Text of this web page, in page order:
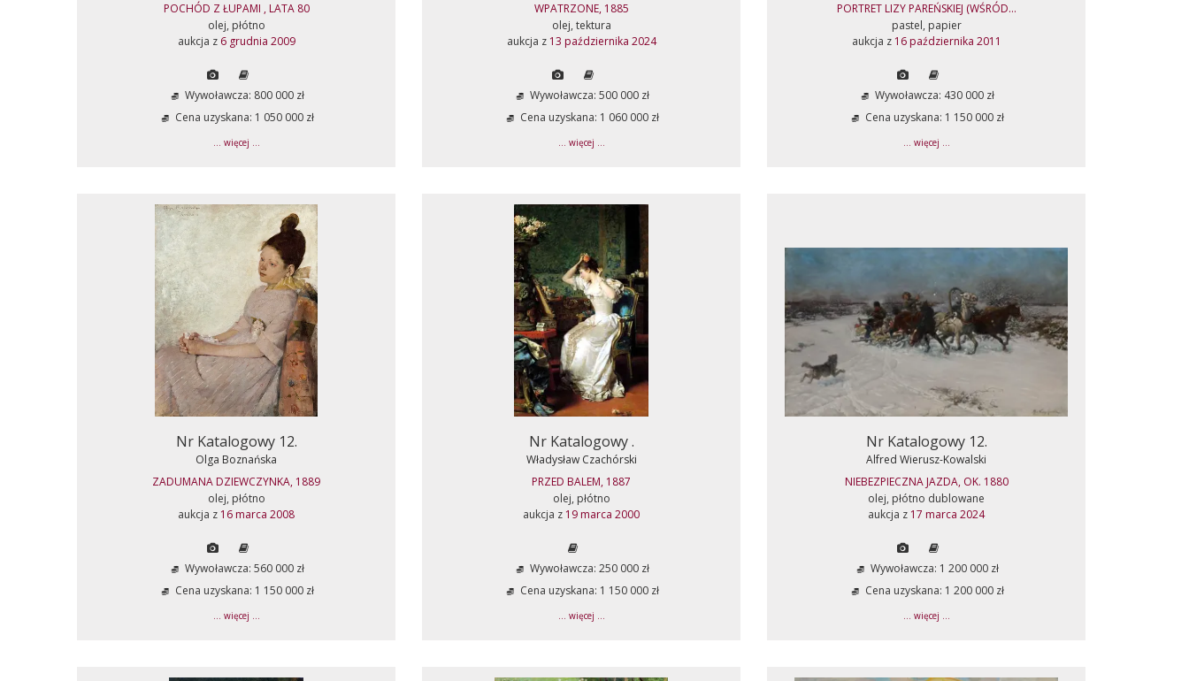
POCHÓD Z ŁUPAMI , LATA 80
olej, płótno
aukcja z 6 grudnia 2009
Wywoławcza: 800 000 zł
Cena uzyskana: 1 050 000 zł
... więcej ...
WPATRZONE, 1885
olej, tektura
aukcja z 13 października 2024
Wywoławcza: 500 000 zł
Cena uzyskana: 1 060 000 zł
... więcej ...
PORTRET LIZY PAREŃSKIEJ (WŚRÓD...
pastel, papier
aukcja z 16 października 2011
Wywoławcza: 430 000 zł
Cena uzyskana: 1 150 000 zł
... więcej ...
Nr Katalogowy 12.
Olga Boznańska
ZADUMANA DZIEWCZYNKA, 1889
olej, płótno
aukcja z 16 marca 2008
Wywoławcza: 560 000 zł
Cena uzyskana: 1 150 000 zł
... więcej ...
Nr Katalogowy .
Władysław Czachórski
PRZED BALEM, 1887
olej, płótno
aukcja z 19 marca 2000
Wywoławcza: 250 000 zł
Cena uzyskana: 1 150 000 zł
... więcej ...
Nr Katalogowy 12.
Alfred Wierusz-Kowalski
NIEBEZPIECZNA JAZDA, OK. 1880
olej, płótno dublowane
aukcja z 17 marca 2024
Wywoławcza: 1 200 000 zł
Cena uzyskana: 1 200 000 zł
... więcej ...